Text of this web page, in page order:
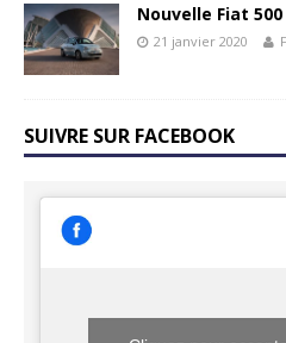
Nouvelle Fiat
21 janvier 2020
SUIVRE SUR FACEBOOK